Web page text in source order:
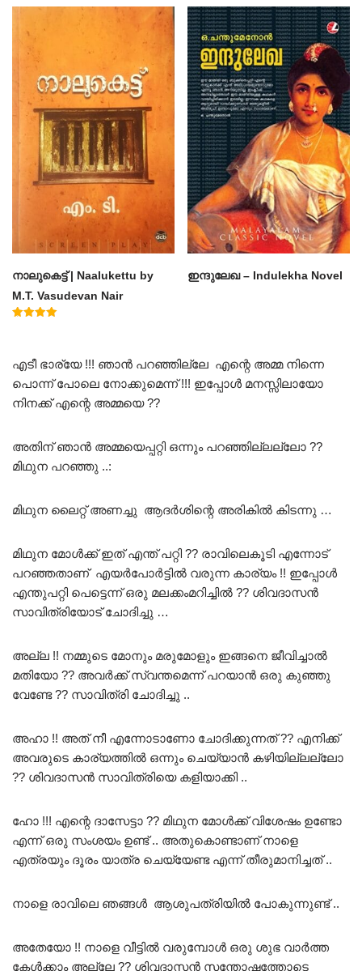
4.60
out of 5
നാലുകെട്ട് | Naalukettu by
M.T. Vasudevan Nair
ഇന്ദുലേഖ – Indulekha Novel
എടീ ഭാര്യേ !!! ഞാൻ പറഞ്ഞില്ലേ എന്റെ അമ്മ നിന്നെ
പൊന്ന് പോലെ നോക്കുമെന്ന് !!! ഇപ്പോൾ മനസ്സിലായോ
നിനക്ക് എന്റെ അമ്മയെ ??
അതിന് ഞാൻ അമ്മയെപ്പറ്റി ഒന്നും പറഞ്ഞില്ലല്ലോ ??
മിഥുന പറഞ്ഞു ..:
മിഥുന ലൈറ്റ് അണച്ചു ആദർശിന്റെ അരികിൽ കിടന്നു …
മിഥുന മോൾക്ക് ഇത് എന്ത് പറ്റി ?? രാവിലെകൂടി എന്നോട്
പറഞ്ഞതാണ് എയർപോർട്ടിൽ വരുന്ന കാര്യം !! ഇപ്പോൾ
എന്തുപറ്റി പെട്ടെന്ന് ഒരു മലക്കംമറിച്ചിൽ ?? ശിവദാസൻ
സാവിത്രിയോട് ചോദിച്ചു …
അല്ല !! നമ്മുടെ മോനും മരുമോളും ഇങ്ങനെ ജീവിച്ചാൽ
മതിയോ ?? അവർക്ക് സ്വന്തമെന്ന് പറയാൻ ഒരു കുഞ്ഞു
വേണ്ടേ ?? സാവിത്രി ചോദിച്ചു ..
അഹാ !! അത് നീ എന്നോടാണോ ചോദിക്കുന്നത് ?? എനിക്ക്
അവരുടെ കാര്യത്തിൽ ഒന്നും ചെയ്യാൻ കഴിയില്ലല്ലോ
?? ശിവദാസൻ സാവിത്രിയെ കളിയാക്കി ..
ഹോ !!! എന്റെ ദാസേട്ടാ ?? മിഥുന മോൾക്ക് വിശേഷം ഉണ്ടോ
എന്ന് ഒരു സംശയം ഉണ്ട് .. അതുകൊണ്ടാണ് നാളെ
എത്രയും ദൂരം യാത്ര ചെയ്യേണ്ട എന്ന് തീരുമാനിച്ചത് ..
നാളെ രാവിലെ ഞങ്ങൾ ആശുപത്രിയിൽ പോകുന്നുണ്ട് ..
അതേയോ !! നാളെ വീട്ടിൽ വരുമ്പോൾ ഒരു ശുഭ വാർത്ത
കേൾക്കാം അല്ലേ ?? ശിവദാസൻ സന്തോഷത്തോടെ